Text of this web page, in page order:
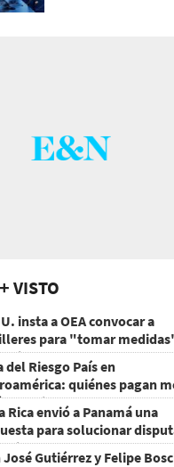
VISTO
insta a OEA convocar a
para "tomar
Nicaragua
del Riesgo País en
quiénes pagan
mejoraron
Rica envió a Panamá una
para solucionar
José Gutiérrez y Felipe